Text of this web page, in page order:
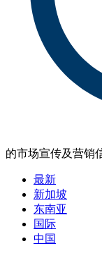
的市场宣传及营销
最新
新加坡
东南亚
国际
中国